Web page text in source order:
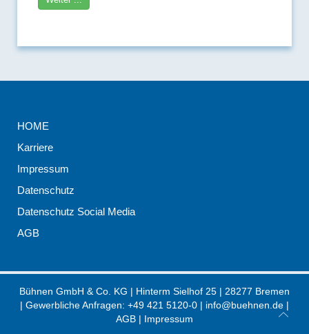
HOME
Karriere
Impressum
Datenschutz
Datenschutz Social Media
AGB
Bühnen GmbH & Co. KG | Hinterm Sielhof 25 | 28277 Bremen
| Gewerbliche Anfragen: +49 421 5120-0 | info@buehnen.de |
AGB | Impressum